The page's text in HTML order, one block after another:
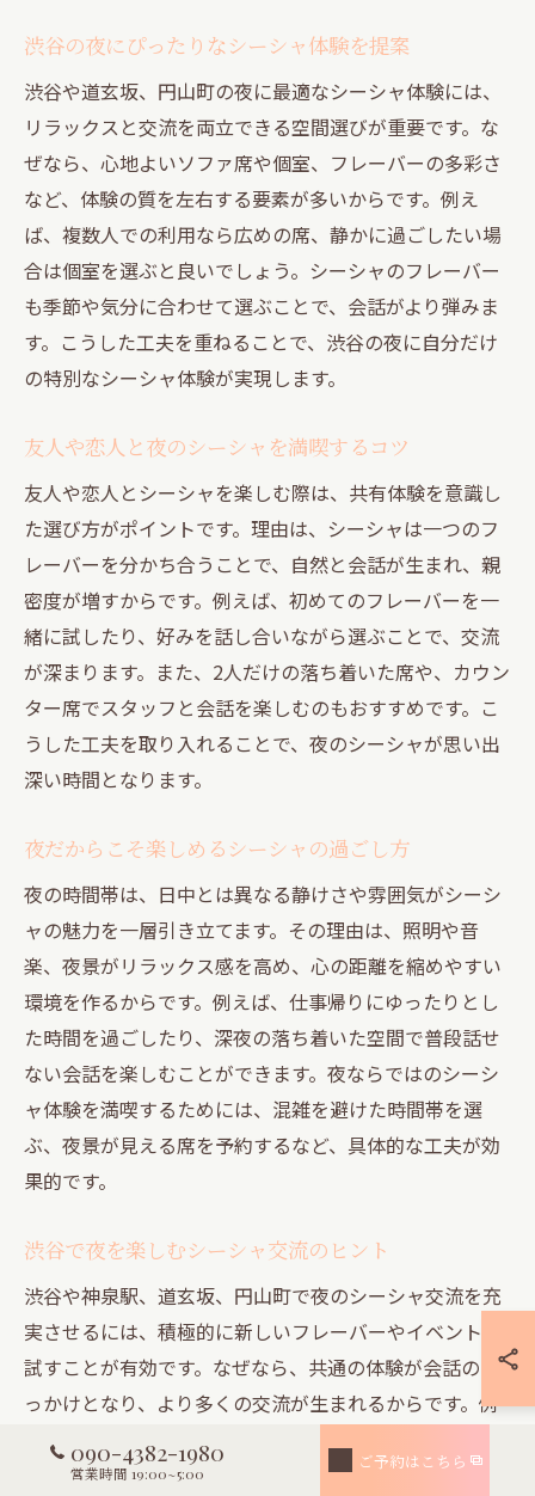
渋谷の夜にぴったりなシーシャ体験を提案
渋谷や道玄坂、円山町の夜に最適なシーシャ体験には、
リラックスと交流を両立できる空間選びが重要です。な
ぜなら、心地よいソファ席や個室、フレーバーの多彩さ
など、体験の質を左右する要素が多いからです。例え
ば、複数人での利用なら広めの席、静かに過ごしたい場
合は個室を選ぶと良いでしょう。シーシャのフレーバー
も季節や気分に合わせて選ぶことで、会話がより弾みま
す。こうした工夫を重ねることで、渋谷の夜に自分だけ
の特別なシーシャ体験が実現します。
友人や恋人と夜のシーシャを満喫するコツ
友人や恋人とシーシャを楽しむ際は、共有体験を意識し
た選び方がポイントです。理由は、シーシャは一つのフ
レーバーを分かち合うことで、自然と会話が生まれ、親
密度が増すからです。例えば、初めてのフレーバーを一
緒に試したり、好みを話し合いながら選ぶことで、交流
が深まります。また、2人だけの落ち着いた席や、カウン
ター席でスタッフと会話を楽しむのもおすすめです。こ
うした工夫を取り入れることで、夜のシーシャが思い出
深い時間となります。
夜だからこそ楽しめるシーシャの過ごし方
夜の時間帯は、日中とは異なる静けさや雰囲気がシーシ
ャの魅力を一層引き立てます。その理由は、照明や音
楽、夜景がリラックス感を高め、心の距離を縮めやすい
環境を作るからです。例えば、仕事帰りにゆったりとし
た時間を過ごしたり、深夜の落ち着いた空間で普段話せ
ない会話を楽しむことができます。夜ならではのシーシ
ャ体験を満喫するためには、混雑を避けた時間帯を選
ぶ、夜景が見える席を予約するなど、具体的な工夫が効
果的です。
渋谷で夜を楽しむシーシャ交流のヒント
渋谷や神泉駅、道玄坂、円山町で夜のシーシャ交流を充
実させるには、積極的に新しいフレーバーやイベントを
試すことが有効です。なぜなら、共通の体験が会話のき
っかけとなり、より多くの交流が生まれるからです。例
えば、期間限定のフレーバーや、店舗主催の交流イベン
トに参加すると、自然と新しい出会いや発見が増えま
090-4382-1980
営業時間 19:00~5:00
ご予約はこちら